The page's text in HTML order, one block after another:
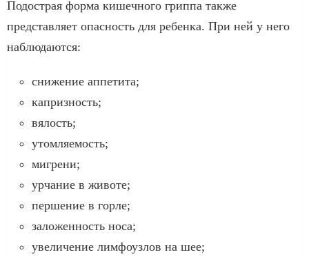
Подострая форма кишечного гриппа также
представляет опасность для ребенка. При ней у него
наблюдаются:
снижение аппетита;
капризность;
вялость;
утомляемость;
мигрени;
урчание в животе;
першение в горле;
заложенность носа;
увеличение лимфоузлов на шее;